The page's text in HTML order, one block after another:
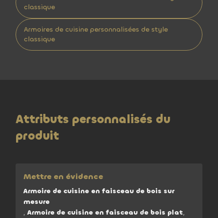
classique
Armoires de cuisine personnalisées de style
classique
Attributs personnalisés du
produit
Mettre en évidence
Armoire de cuisine en faisceau de bois sur
mesure
, Armoire de cuisine en faisceau de bois plat,